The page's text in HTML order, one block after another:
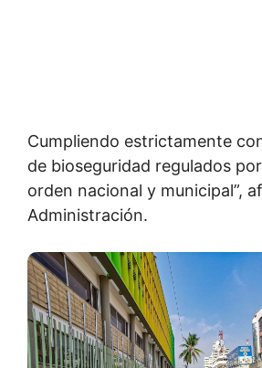
Cumpliendo estrictamente
de bioseguridad regulados
orden nacional y municipal”,
Administración.